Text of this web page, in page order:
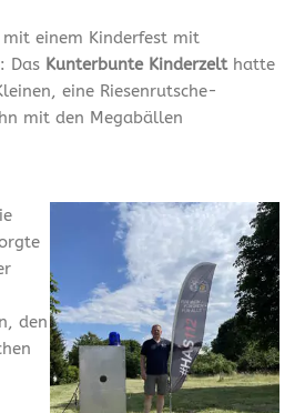
einem Kinderfest mit
Das Kunterbunte Kinderzelthatte
eine Riesenrutsche-
mit den Megabällen
den